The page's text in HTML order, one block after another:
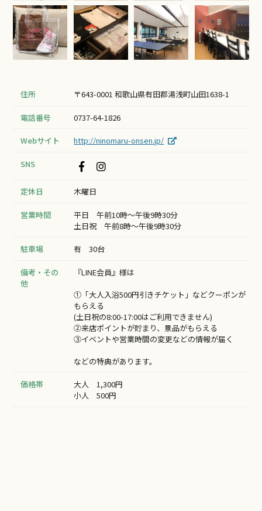
住所 〒643-0001 和歌山県有田郡湯浅町山田1638-1
電話番号 0737-64-1826
Webサイト http://ninomaru-onsen.jp/
SNS
定休日 木曜日
営業時間
平日 午前10時～午後9時30分
土日祝 午前8時～午後9時30分
駐車場 有 30台
備考・その
他
『LINE会員』様は
①「大人入浴500円引きチケット」などクーポンが
もらえる
(土日祝の8:00-17:00はご利用できません)
②来店ポイントが貯まり、景品がもらえる
③イベントや営業時間の変更などの情報が届く
などの特典があります。
価格帯
大人 1,300円
小人 500円